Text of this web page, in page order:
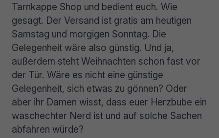
Tarnkappe Shop und bedient euch. Wie
gesagt. Der Versand ist gratis am heutigen
Samstag und morgigen Sonntag. Die
Gelegenheit wäre also günstig. Und ja,
außerdem steht Weihnachten schon fast vor
der Tür. Wäre es nicht eine günstige
Gelegenheit, sich etwas zu gönnen? Oder
aber ihr Damen wisst, dass euer Herzbube ein
waschechter Nerd ist und auf solche Sachen
abfahren würde?